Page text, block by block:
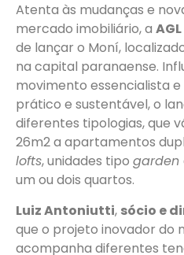
Atenta às mudanças e
mercado imobiliário, a
de lançar o Moní,
na capital paranaense.
movimento essencialista
prático e sustentável, o
diferentes tipologias, que
26m2a apartamentos
lofts, unidades tipo garden
um ou dois quartos.
Luiz Antoniutti, sócio e
que o projeto inovador do
acompanha diferentes